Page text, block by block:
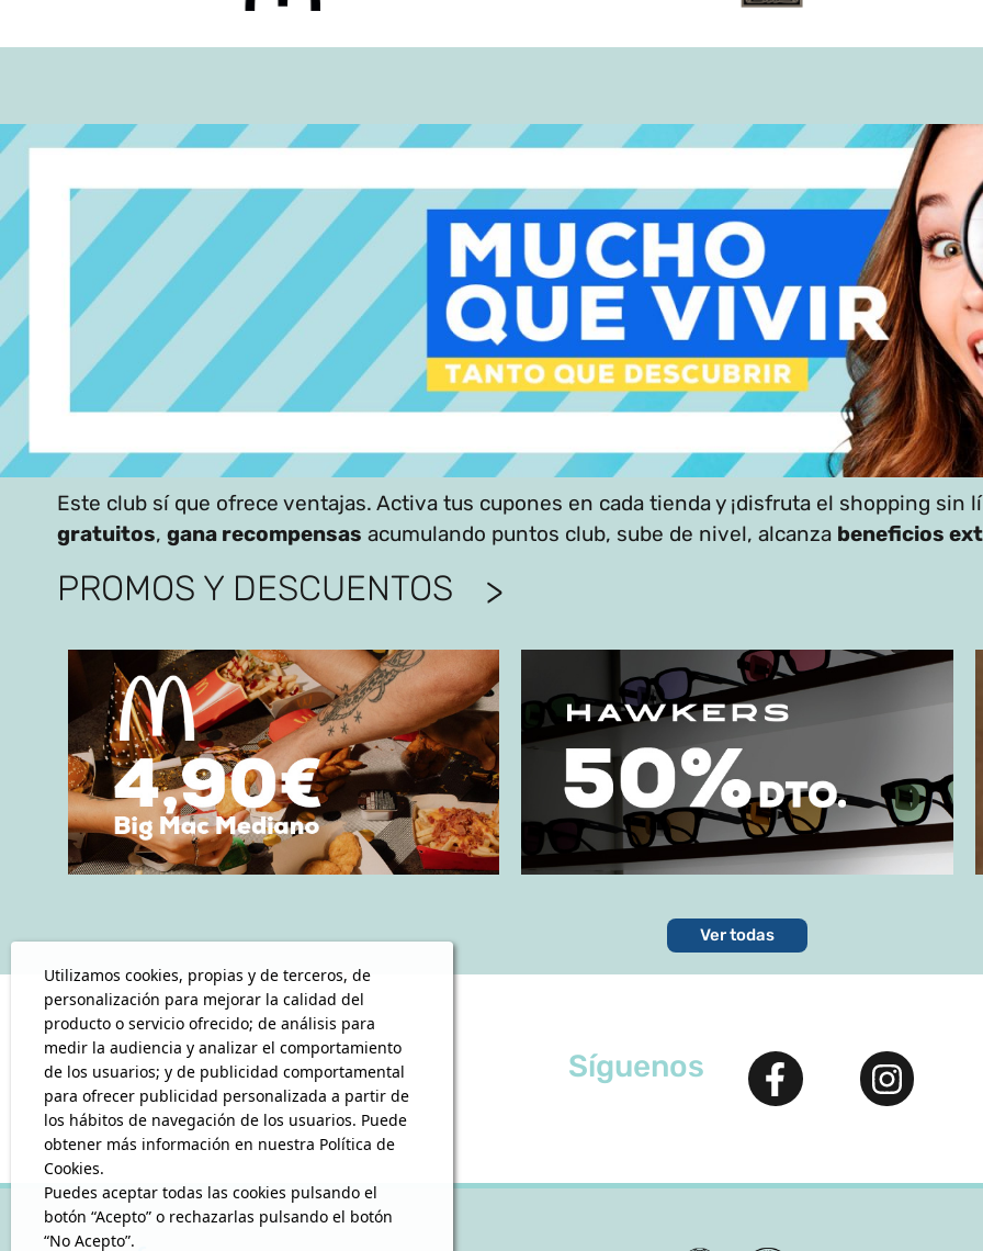
Este club sí que ofrece ventajas. Activa tus cupones en cada tienda y ¡disfruta el shopping sin
gratuitos, gana recompensas acumulando puntos club, sube de nivel, alcanza beneficios
PROMOS Y DESCUENTOS
Ver todas
Síguenos
Utilizamos cookies, propias y de terceros, de
personalización para mejorar la calidad del
producto o servicio ofrecido; de análisis para
medir la audiencia y analizar el comportamiento
de los usuarios; y de publicidad comportamental
para ofrecer publicidad personalizada a partir de
los hábitos de navegación de los usuarios. Puede
obtener más información en nuestra Política de
Cookies.
Puedes aceptar todas las cookies pulsando el
botón “Acepto” o rechazarlas pulsando el botón
“No Acepto”.